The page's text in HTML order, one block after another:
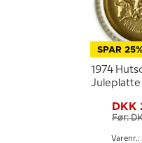
SPAR
1974
Juleplatte
DKK
Før:
Varenr.: